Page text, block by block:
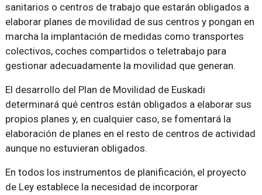
sanitarios o centros de trabajo que estarán obligados a
elaborar planes de movilidad de sus centros y pongan en
marcha la implantación de medidas como transportes
colectivos, coches compartidos o teletrabajo para
gestionar adecuadamente la movilidad que generan.
El desarrollo del Plan de Movilidad de Euskadi
determinará qué centros están obligados a elaborar sus
propios planes y, en cualquier caso, se fomentará la
elaboración de planes en el resto de centros de actividad
aunque no estuvieran obligados.
En todos los instrumentos de planificación, el proyecto
de Ley establece la necesidad de incorporar